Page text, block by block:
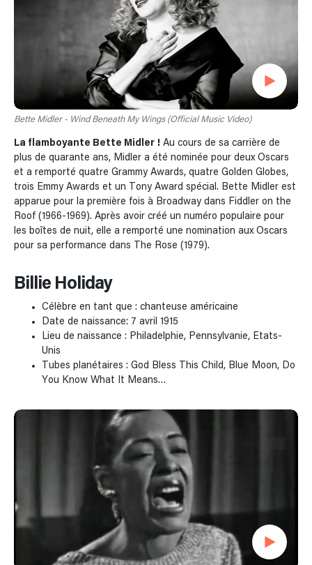
Bette Midler - Wind Beneath My Wings (Official Music Video)
La flamboyante Bette Midler ! Au cours de sa carrière de
plus de quarante ans, Midler a été nominée pour deux Oscars
et a remporté quatre Grammy Awards, quatre Golden Globes,
trois Emmy Awards et un Tony Award spécial. Bette Midler est
apparue pour la première fois à Broadway dans Fiddler on the
Roof (1966-1969). Après avoir créé un numéro populaire pour
les boîtes de nuit, elle a remporté une nomination aux Oscars
pour sa performance dans The Rose (1979).
Billie Holiday
Célèbre en tant que : chanteuse américaine
Date de naissance: 7 avril 1915
Lieu de naissance : Philadelphie, Pennsylvanie, Etats-
Unis
Tubes planétaires : God Bless This Child, Blue Moon, Do
You Know What It Means…